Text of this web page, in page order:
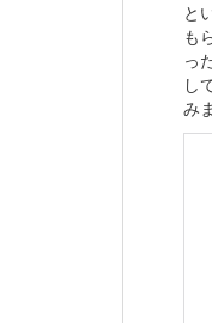
と
も
っ
し
み